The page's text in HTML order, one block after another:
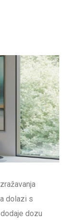
dolazi s
dozu